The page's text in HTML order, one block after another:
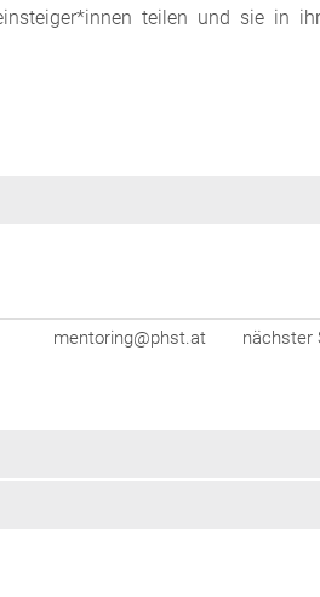
teilen und sie in
mentoring@phst.at nächster